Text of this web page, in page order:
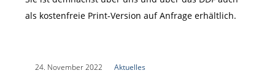
als kostenfreie Print-Version auf Anfrage erhältlich.
24. November 2022 Aktuelles